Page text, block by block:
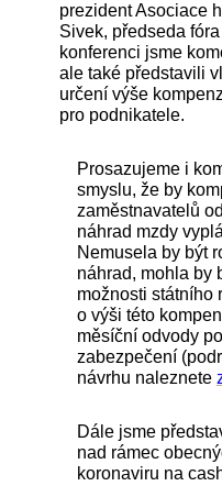
prezident Asociace
Sivek, předseda
konferenci jsme
ale také představili
určení výše
pro podnikatele.
Prosazujeme i
smyslu, že by
zaměstnavatelů
náhrad mzdy
Nemusela by být
náhrad, mohla by
možnosti státního
o výši této
měsíční odvody
zabezpečení
návrhu naleznete
Dále jsme
nad rámec
koronaviru na